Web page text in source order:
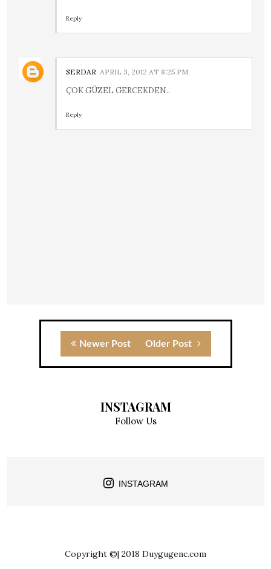
Reply
SERDAR APRIL 3, 2012 AT 8:25 PM
ÇOK GÜZEL GERCEKDEN..
Reply
Newer Post Older Post
INSTAGRAM
Follow Us
INSTAGRAM
Copyright ©| 2018 Duygugenc.com